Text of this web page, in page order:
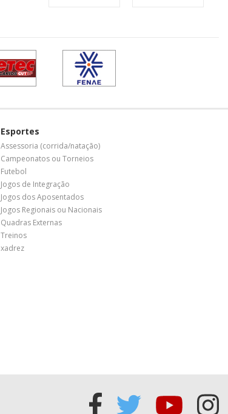
Esportes
Assessoria (corrida/natação)
Campeonatos ou Torneios
Futebol
Jogos de Integração
Jogos dos Aposentados
Jogos Regionais ou Nacionais
Quadras Externas
Treinos
xadrez
Acessar
Acessar